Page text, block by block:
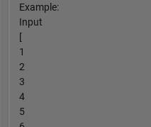
Example:
Input
[
1
2
3
4
5